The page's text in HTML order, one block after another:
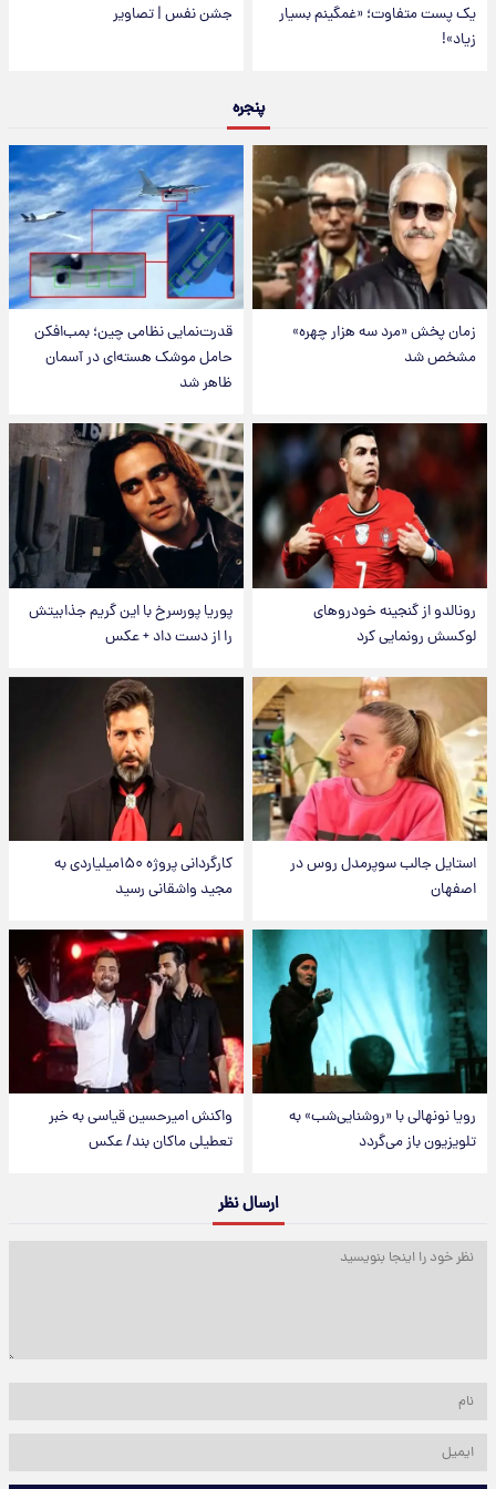
یک پست متفاوت؛ «غمگینم بسیار
زیاد»!
جشن نفس | تصاویر
پنجره
زمان پخش «مرد سه هزار چهره»
مشخص شد
قدرت‌نمایی نظامی چین؛ بمب‌افکن
حامل موشک هسته‌ای در آسمان
ظاهر شد
رونالدو از گنجینه خودروهای
لوکسش رونمایی کرد
پوریا پورسرخ با این گریم جذابیتش
را از دست داد + عکس
استایل جالب سوپرمدل روس در
اصفهان
کارگردانی پروژه ۱۵۰میلیاردی به
مجید واشقانی رسید
رویا نونهالی با «روشنایی‌شب» به
تلویزیون باز می‌گردد
واکنش امیرحسین قیاسی به خبر
تعطیلی ماکان بند/ عکس
ارسال نظر